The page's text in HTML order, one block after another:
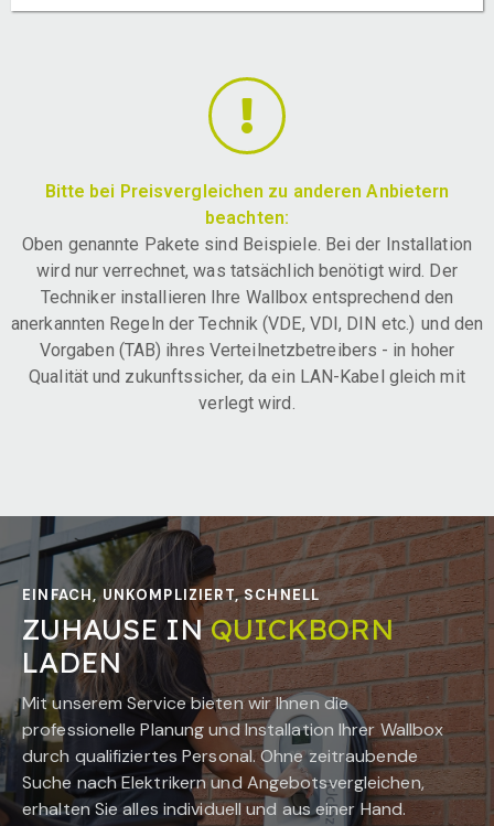
Bitte bei Preisvergleichen zu anderen Anbietern
beachten:
Oben genannte Pakete sind Beispiele. Bei der Installation
wird nur verrechnet, was tatsächlich benötigt wird. Der
Techniker installieren Ihre Wallbox entsprechend den
anerkannten Regeln der Technik (VDE, VDI, DIN etc.) und den
Vorgaben (TAB) ihres Verteilnetzbetreibers - in hoher
Qualität und zukunftssicher, da ein LAN-Kabel gleich mit
verlegt wird.
EINFACH, UNKOMPLIZIERT, SCHNELL
ZUHAUSE INQUICKBORN
LADEN
Mit unserem Service bieten wir Ihnen die
professionelle Planung und Installation Ihrer Wallbox
durch qualifiziertes Personal. Ohne zeitraubende
Suche nach Elektrikern und Angebotsvergleichen,
erhalten Sie alles individuell und aus einer Hand.